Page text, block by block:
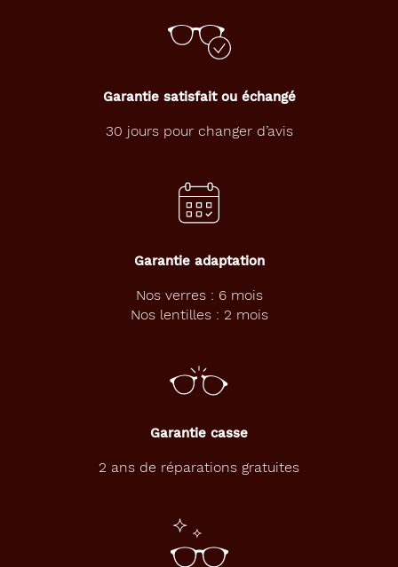
Garantie satisfait ou échangé
30 jours pour changer d’avis
Garantie adaptation
Nos verres : 6 mois
Nos lentilles : 2 mois
Garantie casse
2 ans de réparations gratuites